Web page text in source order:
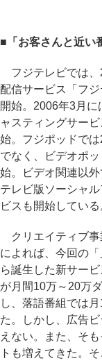
■「お客さんと近い
フジテレビでは、
配信サービス「フ
開始。2006年3月に
ャスティングサー
始。フジポッドで
でなく、ビデオポ
始。ビデオ関連以
テレビ版ソーシャ
ビスも開始している
クリエイティブ事
によれば、今回の
ら誕生した新サー
が月間10万～20万
し、落語番組では
た。しかし、広告
えない。また、そ
トも増えてきた。